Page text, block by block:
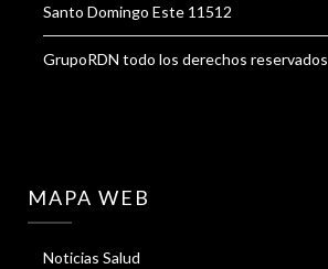
Santo Domingo Este 11512
GrupoRDN todo los derechos reservados
MAPA WEB
Noticias Salud